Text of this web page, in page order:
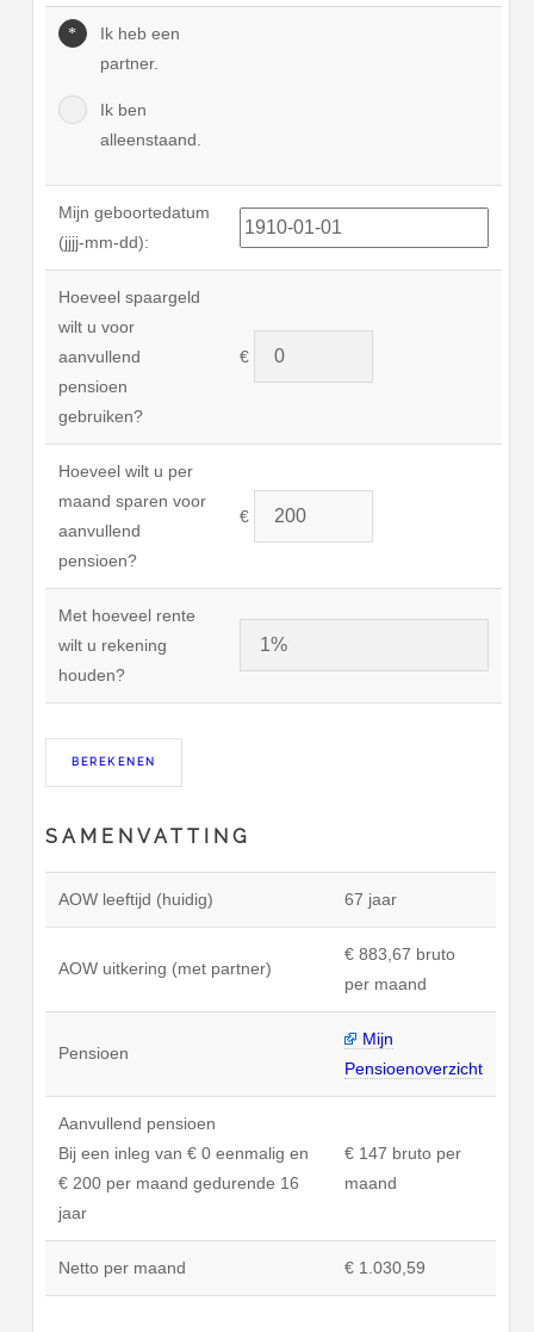
Ik heb een
partner.
Ik ben
alleenstaand.
Mijn geboortedatum
(jjjj-mm-dd):
Hoeveel spaargeld
wilt u voor
aanvullend
pensioen
gebruiken?
€
Hoeveel wilt u per
maand sparen voor
aanvullend
pensioen?
€
Met hoeveel rente
wilt u rekening
houden?
SAMENVATTING
AOW leeftijd (huidig) 67 jaar
AOW uitkering (met partner)
€ 883,67 bruto
per maand
Pensioen
Mijn
Pensioenoverzicht
Aanvullend pensioen
Bij een inleg van € 0 eenmalig en
€ 200 per maand gedurende 16
jaar
€ 147 bruto per
maand
Netto per maand € 1.030,59